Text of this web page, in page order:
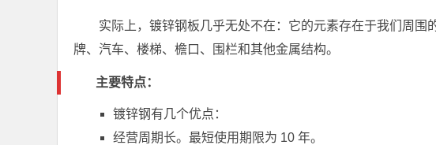
实际上，镀锌钢板几乎无处不在：它的元素存在于我们周
牌、汽车、楼梯、檐口、围栏和其他金属结构。
主要特点：
镀锌钢有几个优点：
经营周期长。最短使用期限为 10 年。